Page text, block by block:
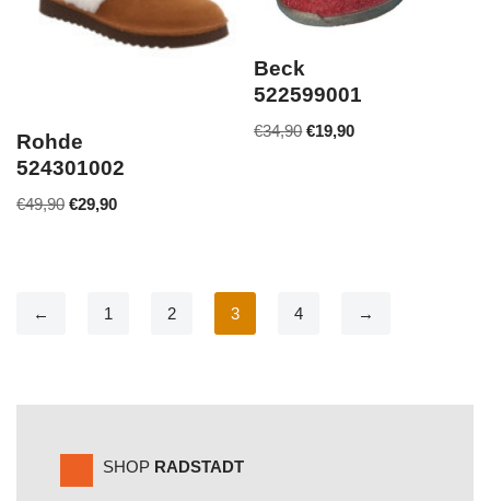
Rohde
524301002
€49,90 €29,90
Beck
522599001
€34,90 €19,90
← 1 2 3 4 →
SHOP RADSTADT